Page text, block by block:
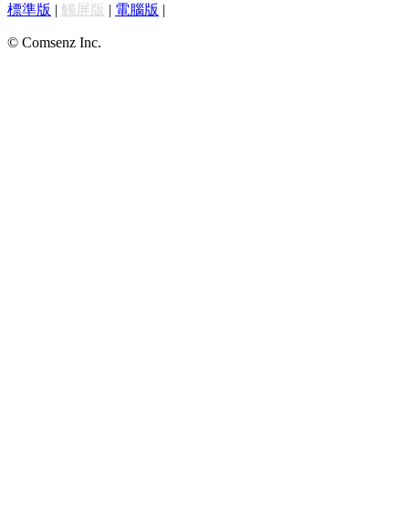
標準版 | 觸屏版 | 電腦版 |
© Comsenz Inc.